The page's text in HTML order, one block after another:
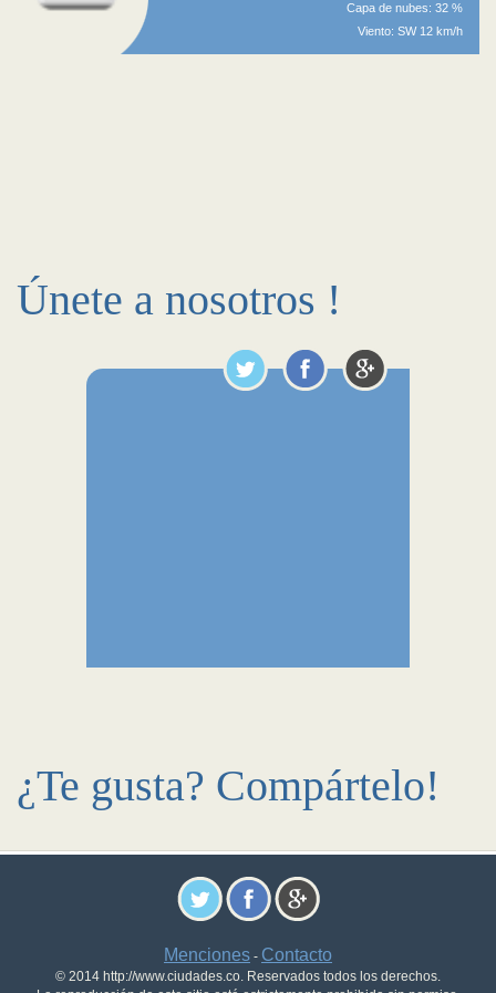
Capa de nubes: 32 %
Viento: SW 12 km/h
Únete a nosotros !
¿Te gusta? Compártelo!
Menciones - Contacto
© 2014 http://www.ciudades.co. Reservados todos los derechos.